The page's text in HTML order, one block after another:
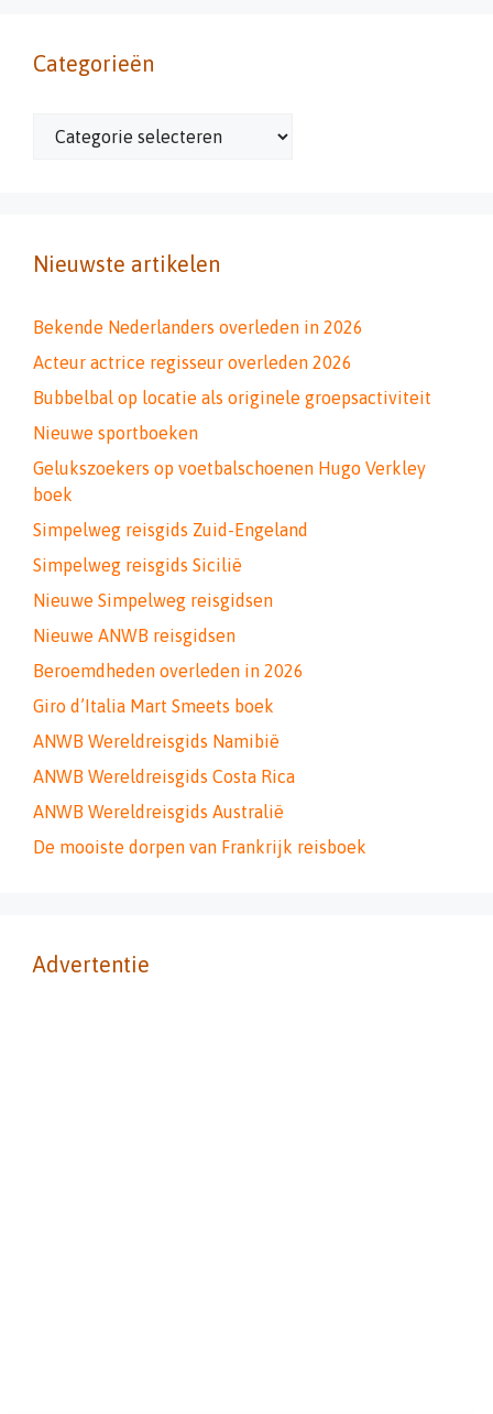
Categorieën
Categorieën
Nieuwste artikelen
Bekende Nederlanders overleden in 2026
Acteur actrice regisseur overleden 2026
Bubbelbal op locatie als originele groepsactiviteit
Nieuwe sportboeken
Gelukszoekers op voetbalschoenen Hugo Verkley
boek
Simpelweg reisgids Zuid-Engeland
Simpelweg reisgids Sicilië
Nieuwe Simpelweg reisgidsen
Nieuwe ANWB reisgidsen
Beroemdheden overleden in 2026
Giro d’Italia Mart Smeets boek
ANWB Wereldreisgids Namibië
ANWB Wereldreisgids Costa Rica
ANWB Wereldreisgids Australië
De mooiste dorpen van Frankrijk reisboek
Advertentie